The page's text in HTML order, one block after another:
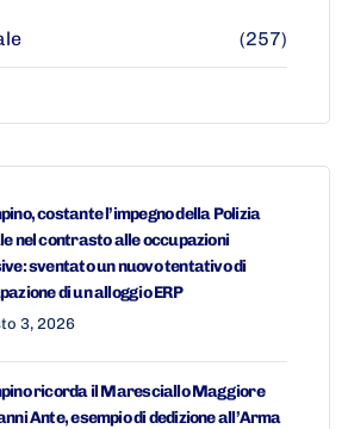
(257)
costante l’impegno della Polizia
nel contrasto alle occupazioni
sventato un nuovo tentativo di
di un alloggio ERP
3, 2026
ricorda il Maresciallo Maggiore
Ante, esempio di dedizione all’Arma